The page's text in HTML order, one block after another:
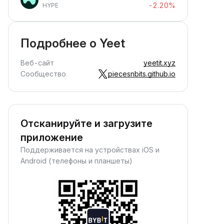
HYPE
-2.20%
Подробнее о Yeet
Веб-сайт
yeetit.xyz
Сообщество
piecesnbits.github.io
Отсканируйте и загрузите
приложение
Поддерживается на устройствах iOS и
Android (телефоны и планшеты)